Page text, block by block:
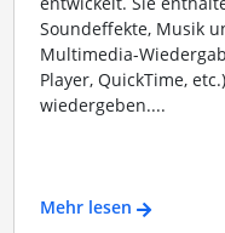
Soundeffekte, Musik
Multimedia-
Player, QuickTime,
wiedergeben....
Mehr lesen